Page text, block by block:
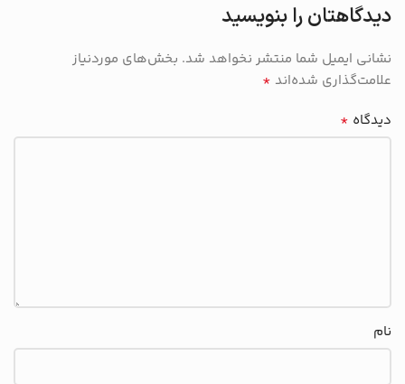
دیدگاهتان را بنویسید
نشانی ایمیل شما منتشر نخواهد شد. بخش‌های موردنیاز
علامت‌گذاری شده‌اند *
دیدگاه *
نام